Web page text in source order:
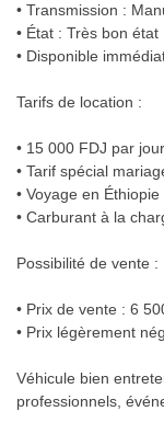
• Transmission :
• État : Très bon état
• Disponible
Tarifs de location :
• 15 000 FDJ par
• Tarif spécial
• Voyage en
• Carburant à la
Possibilité de vente :
• Prix de vente : 6
• Prix légèrement
Véhicule bien
professionnels,